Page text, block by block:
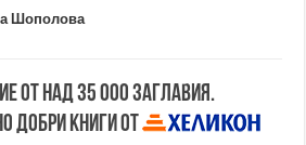
Шополова
от над 35 000 заглавия.
добри книги от